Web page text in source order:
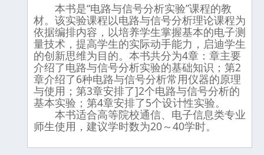
本书是“电路与信号分析实验”课程的教
材。该实验课程以电路与信号分析理论课程为
依据编排内容，以培养学生掌握基本的电子测
量技术，提高学生的实际动手能力，启迪学生
的创新思维为目的。本书共分为4章：章主要
介绍了电路与信号分析实验的基础知识；第2
章介绍了6种电路与信号分析常用仪器的原理
与使用；第3章安排了]2个电路与信号分析的
基本实验；第4章安排了5个设计性实验。
本书适合高等院校通信、电子信息类专业
师生使用，建议学时数为20～40学时。